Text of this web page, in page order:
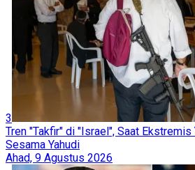
3
Tren "Takfir" di "Israel", Saat
Sesama Yahudi
Ahad, 9 Agustus 2026